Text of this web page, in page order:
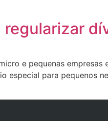
regularizar
e pequenas
especial para pequenos